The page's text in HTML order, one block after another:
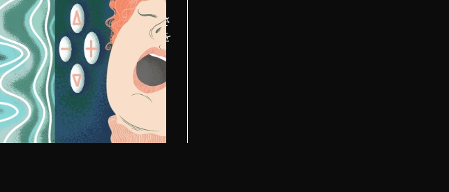
振動のさまざまなパターンや強さ
を試し、ダブルクライマックスを
体験しましょう。